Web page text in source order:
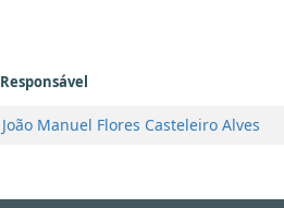
Responsável
João Manuel Flores Casteleiro Alves